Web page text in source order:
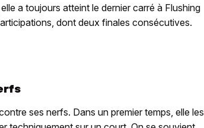
a toujours atteint le dernier carré à Flushing
dont deux finales consécutives.
ses nerfs. Dans un premier temps, elle les